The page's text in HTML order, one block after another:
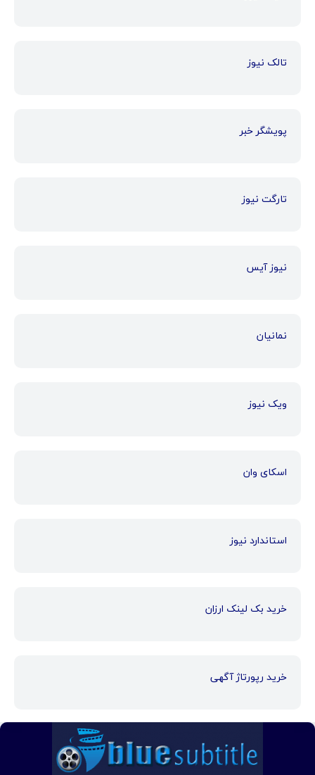
تالک نیوز
پویشگر خبر
تارگت نیوز
نیوز آیس
نمانیان
ویک نیوز
اسکای وان
استاندارد نیوز
خرید بک لینک ارزان
خرید رپورتاژ آگهی